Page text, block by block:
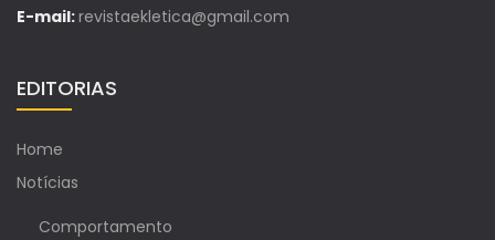
E-mail:revistaekletica@gmail.com
EDITORIAS
Home
Notícias
Comportamento